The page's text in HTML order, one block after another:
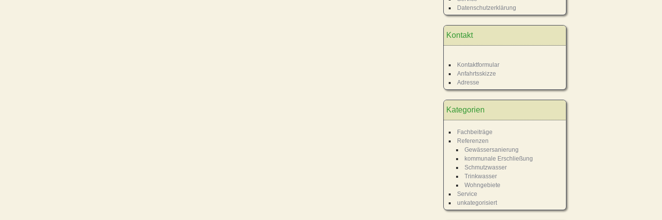
Datenschutzerklärung
Kontakt
Kontaktformular
Anfahrtsskizze
Adresse
Kategorien
Fachbeiträge
Referenzen
Gewässersanierung
kommunale Erschließung
Schmutzwasser
Trinkwasser
Wohngebiete
Service
unkategorisiert